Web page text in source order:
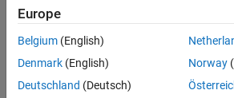
correspondant
à vos
critères
de
recherche.
Europe
Belgium (English)
Denmark (English)
Deutschland (Deutsch)
Norway